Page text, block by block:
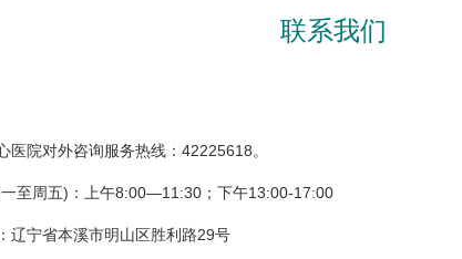
联系我们
医院对外咨询服务热线：42225618。
至周五)：上午8:00—11:30；下午13:00-17:00
辽宁省本溪市明山区胜利路29号